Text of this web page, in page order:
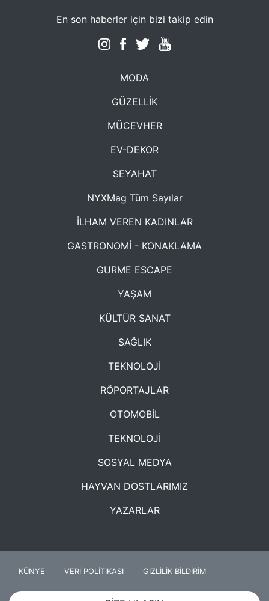
En son haberler için bizi takip edin
MODA
GÜZELLİK
MÜCEVHER
EV-DEKOR
SEYAHAT
NYXMag Tüm Sayılar
İLHAM VEREN KADINLAR
GASTRONOMİ - KONAKLAMA
GURME ESCAPE
YAŞAM
KÜLTÜR SANAT
SAĞLIK
TEKNOLOJİ
RÖPORTAJLAR
OTOMOBİL
TEKNOLOJİ
SOSYAL MEDYA
HAYVAN DOSTLARIMIZ
YAZARLAR
KÜNYE VERİ POLİTİKASI GİZLİLİK BİLDİRİM